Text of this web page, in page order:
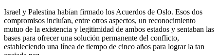
Israel y Palestina habían firmado los Acuerdos de Oslo. Esos dos
compromisos incluían, entre otros aspectos, un reconocimiento
mutuo de la existencia y legitimidad de ambos estados y sentaban las
bases para ofrecer una solución permanente del conflicto,
estableciendo una línea de tiempo de cinco años para lograr la tan